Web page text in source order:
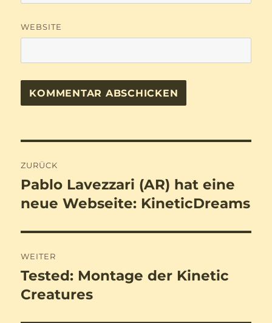
WEBSITE
ZURÜCK
Vorheriger
Beitrag:
Pablo Lavezzari (AR) hat eine
neue Webseite: KineticDreams
WEITER
Nächster
Beitrag:
Tested: Montage der Kinetic
Creatures